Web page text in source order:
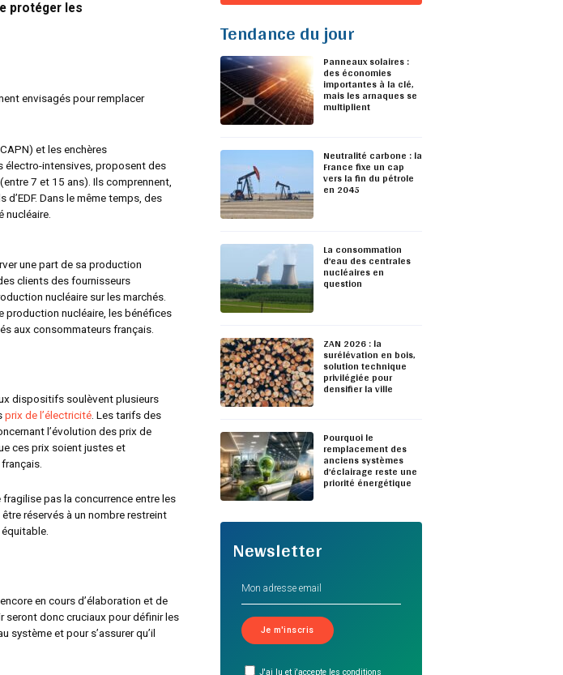
protéger les
envisagés pour remplacer
et les enchères
électro-intensives, proposent des
7 et 15 ans). Ils comprennent,
Dans le même temps, des
nucléaire.
une part de sa production
clients des fournisseurs
nucléaire sur les marchés.
production nucléaire, les bénéfices
aux consommateurs français.
dispositifs soulèvent plusieurs
prix de l’électricité. Les tarifs des
l’évolution des prix de
ces prix soient justes et
pas la concurrence entre les
réservés à un nombre restreint
en cours d’élaboration et de
seront donc cruciaux pour définir les
et pour s’assurer qu’il
Tendance du jour
Panneaux solaires :
des économies
importantes à la clé,
mais les arnaques se
multiplient
Neutralité carbone : la
France fixe un cap
vers la fin du pétrole
en 2045
La consommation
d’eau des centrales
nucléaires en
question
ZAN 2026 : la
surélévation en bois,
solution technique
privilégiée pour
densifier la ville
Pourquoi le
remplacement des
anciens systèmes
d’éclairage reste une
priorité énergétique
Newsletter
J'ai lu et j'accepte les conditions